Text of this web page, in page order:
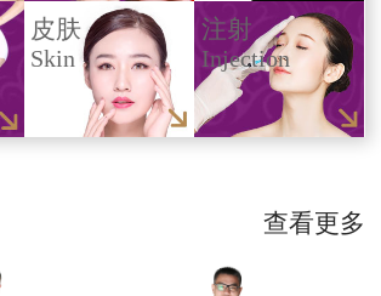
皮肤
Skin
注射
Injection
查看更多